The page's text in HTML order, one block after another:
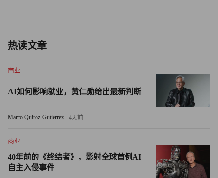
瓦弗指出，俄罗斯和委内瑞拉都有大量石油资产，但只要制
裁没有解除，这些资产就无法发挥作用。自制裁生效以来，
委内瑞拉陷入了无止境的经济危机，而马杜罗也将解除制裁
债务。瓦弗指出，为了应对西方制裁，俄罗斯可能会故意决
定推迟偿还债务，但他也承认，在目前的制裁框架下，美国
的银行是否获准接受俄罗斯的票息支付仍然存在不确定性。
热读文章
商业
AI如何影响就业，黄仁勋给出最新判断
Marco Quiroz-Gutierrez 4天前
商业
40年前的《终结者》，影射全球首例AI
自主入侵事件